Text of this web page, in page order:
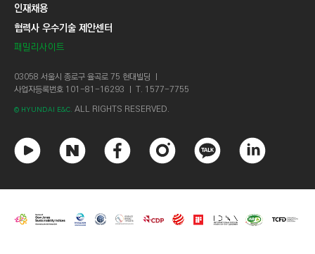
인재채용
협력사 우수기술 제안센터
패밀리사이트
03058 서울시 종로구 율곡로 75 현대빌딩 ㅣ
사업자등록번호 101-81-16293 ㅣ T. 1577-7755
© HYUNDAI E&C. ALL RIGHTS RESERVED.
튜
브
이
이
스
북
스
타
그
카
오
톡
크
드
인